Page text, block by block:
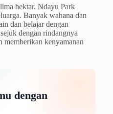
hektar, Ndayu Park
Banyak wahana dan
dan belajar dengan
dengan rindangnya
memberikan kenyamanan
dengan